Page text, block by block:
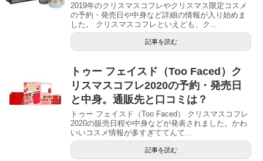
2019年のクリスマスコフレやクリスマス限定コスメ
の予約・発売日や中身など詳細の情報が入り始めま
した。 クリスマスコフレといえども、ク...
記事を読む
トゥー フェイスド（Too Faced）ク
リスマスコフレ2020の予約・発売日
と中身。通販先と口コミは？
トゥー フェイスド（Too Faced） クリスマスコフレ
2020の販売日程や中身などが発表されました。かわ
いいコスメ情報が多すぎててんて...
記事を読む